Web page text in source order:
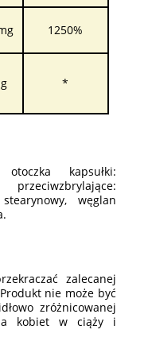
1250%
*
kapsułki:
węglan
zalecanej
nie może być
zróżnicowanej
kobiet w ciąży i